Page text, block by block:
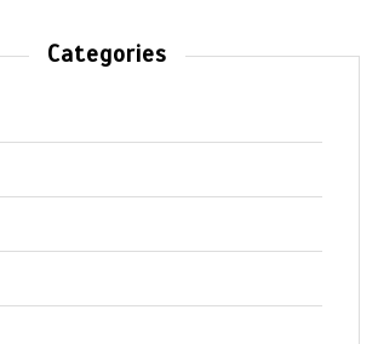
Categories